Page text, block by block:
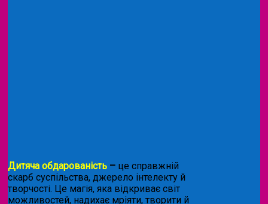
Дитяча обдарованість – це справжній
скарб суспільства, джерело інтелекту й
творчості. Це магія, яка відкриває світ
можливостей, надихає мріяти, творити й